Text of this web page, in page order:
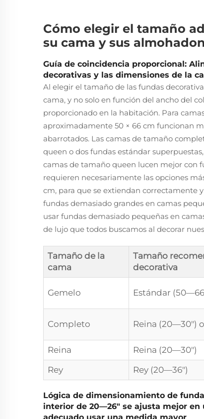
Cómo elegir el tamaño
su cama y sus
Guía de coincidencia proporcional:
decorativas y las dimensiones de la
Al elegir el tamaño de las fundas
cama, y no solo en función del ancho del
proporcionado en la habitación. Para
aproximadamente 50 × 66 cm funcionan
abarrotados. Las camas de tamaño
queen o dos fundas estándar
camas de tamaño queen lucen mejor con
requieren necesariamente las opciones
cm, para que se extiendan correctamente
fundas demasiado grandes en camas
usar fundas demasiado pequeñas en
de lujo que todos buscamos al decorar
Tamaño de la
cama
Tamaño
decorativa
Gemelo Estándar
Completo Reina (20—30")
Reina
Reina (20—30")
Rey
Rey (20—36")
Lógica de dimensionamiento de
interior de 20—26" se ajusta mejor